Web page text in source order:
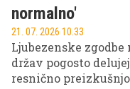
normalno'
21. 07. 2026 10.33
Ljubezenske
držav pogosto
resnično